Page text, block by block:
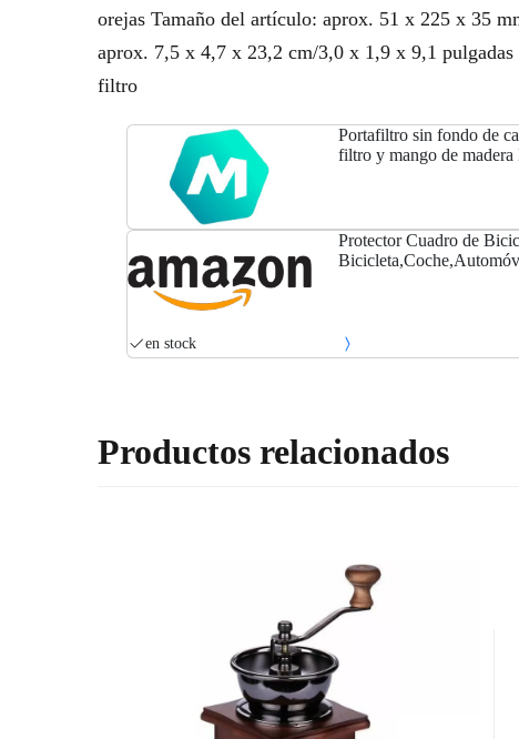
orejas Tamaño del artículo: aprox. 51 x 225 x 35
aprox. 7,5 x 4,7 x 23,2 cm/3,0 x 1,9 x 9,1
filtro
Portafiltro sin fondo de
filtro y mango de
Protector Cuadro de
en stock
Productos relacionados